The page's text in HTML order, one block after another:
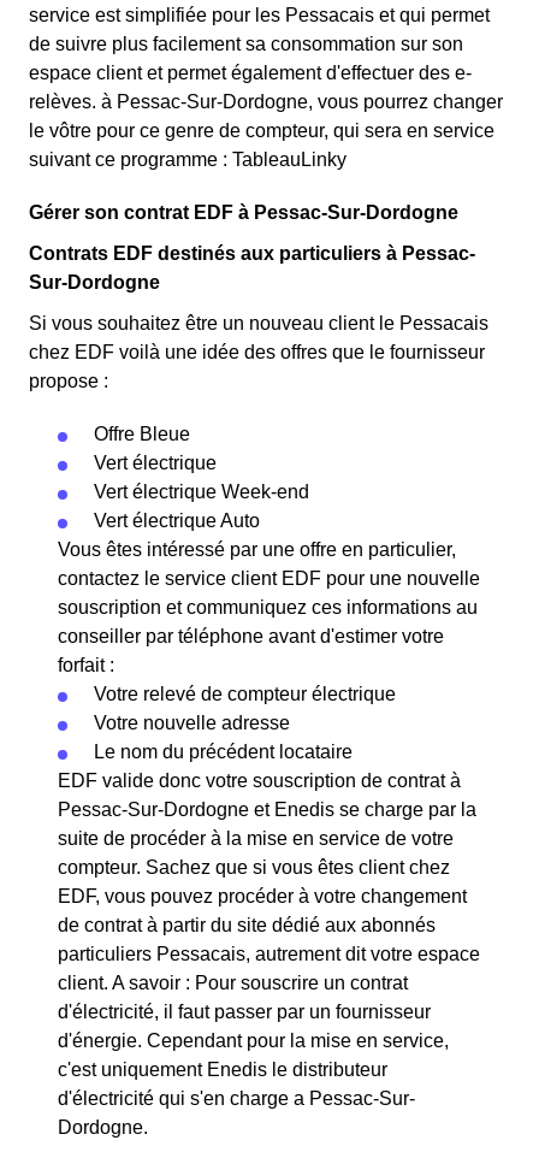
service est simplifiée pour les Pessacais et qui permet
de suivre plus facilement sa consommation sur son
espace client et permet également d'effectuer des e-
relèves. à Pessac-Sur-Dordogne, vous pourrez changer
le vôtre pour ce genre de compteur, qui sera en service
suivant ce programme : TableauLinky
Gérer son contrat EDF à Pessac-Sur-Dordogne
Contrats EDF destinés aux particuliers à Pessac-
Sur-Dordogne
Si vous souhaitez être un nouveau client le Pessacais
chez EDF voilà une idée des offres que le fournisseur
propose :
Offre Bleue
Vert électrique
Vert électrique Week-end
Vert électrique Auto
Vous êtes intéressé par une offre en particulier,
contactez le service client EDF pour une nouvelle
souscription et communiquez ces informations au
conseiller par téléphone avant d'estimer votre
forfait :
Votre relevé de compteur électrique
Votre nouvelle adresse
Le nom du précédent locataire
EDF valide donc votre souscription de contrat à
Pessac-Sur-Dordogne et Enedis se charge par la
suite de procéder à la mise en service de votre
compteur. Sachez que si vous êtes client chez
EDF, vous pouvez procéder à votre changement
de contrat à partir du site dédié aux abonnés
particuliers Pessacais, autrement dit votre espace
client. A savoir : Pour souscrire un contrat
d'électricité, il faut passer par un fournisseur
d'énergie. Cependant pour la mise en service,
c'est uniquement Enedis le distributeur
d'électricité qui s'en charge a Pessac-Sur-
Dordogne.